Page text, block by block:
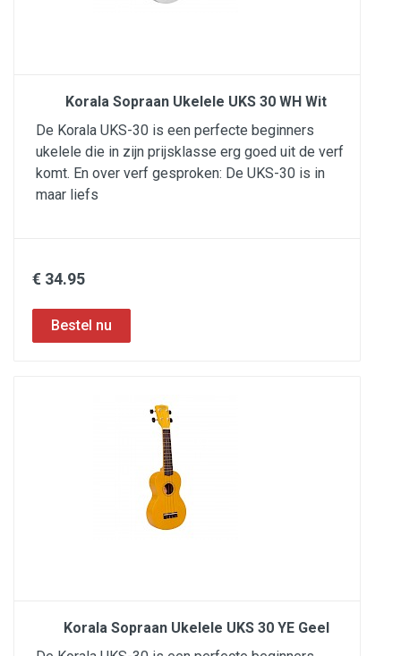
Korala Sopraan Ukelele UKS 30 WH Wit
De Korala UKS-30 is een perfecte beginners
ukelele die in zijn prijsklasse erg goed uit de verf
komt. En over verf gesproken: De UKS-30 is in
maar liefs
€ 34.95
Korala Sopraan Ukelele UKS 30 YE Geel